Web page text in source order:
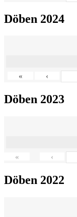
Döben 2024
« ‹
Döben 2023
« ‹
Döben 2022